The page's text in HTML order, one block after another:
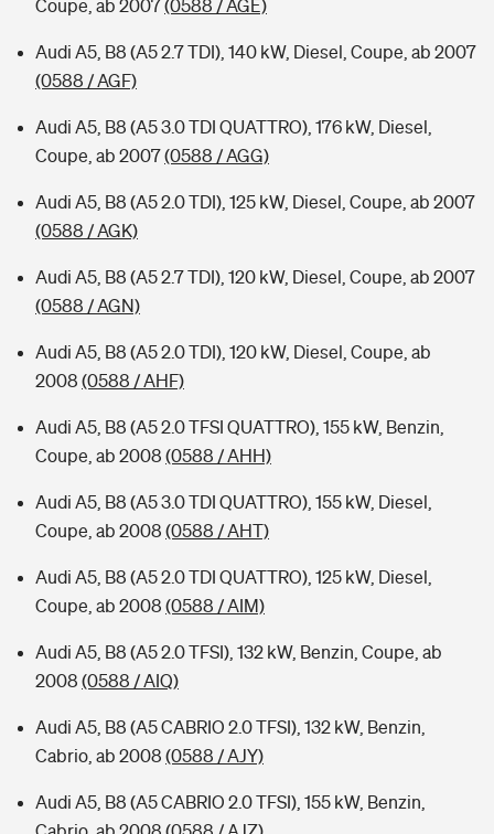
Coupe, ab 2007(0588 / AGE)
Audi A5, B8 (A5 2.7 TDI), 140 kW, Diesel, Coupe, ab 2007
(0588 / AGF)
Audi A5, B8 (A5 3.0 TDI QUATTRO), 176 kW, Diesel,
Coupe, ab 2007(0588 / AGG)
Audi A5, B8 (A5 2.0 TDI), 125 kW, Diesel, Coupe, ab 2007
(0588 / AGK)
Audi A5, B8 (A5 2.7 TDI), 120 kW, Diesel, Coupe, ab 2007
(0588 / AGN)
Audi A5, B8 (A5 2.0 TDI), 120 kW, Diesel, Coupe, ab
2008 (0588 / AHF)
Audi A5, B8 (A5 2.0 TFSI QUATTRO), 155 kW, Benzin,
Coupe, ab 2008 (0588 / AHH)
Audi A5, B8 (A5 3.0 TDI QUATTRO), 155 kW, Diesel,
Coupe, ab 2008 (0588 / AHT)
Audi A5, B8 (A5 2.0 TDI QUATTRO), 125 kW, Diesel,
Coupe, ab 2008 (0588 / AIM)
Audi A5, B8 (A5 2.0 TFSI), 132 kW, Benzin, Coupe, ab
2008 (0588 / AIQ)
Audi A5, B8 (A5 CABRIO 2.0 TFSI), 132 kW, Benzin,
Cabrio, ab 2008 (0588 / AJY)
Audi A5, B8 (A5 CABRIO 2.0 TFSI), 155 kW, Benzin,